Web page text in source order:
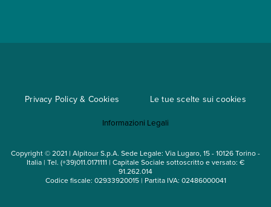
Mappa del sito
Privacy Policy & Cookies Le tue scelte sui cookies
Informazioni Legali
Copyright © 2021 | Alpitour S.p.A. Sede Legale: Via Lugaro, 15 - 10126 Torino -
Italia | Tel. (+39)011.0171111 | Capitale Sociale sottoscritto e versato: €
91.262.014
Codice fiscale: 02933920015 | Partita IVA: 02486000041